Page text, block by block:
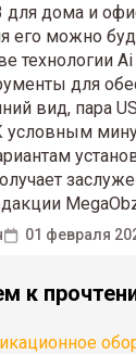
для дома и
его можно
технологии Ai
для
вид, пара
условным
01 февраля
к